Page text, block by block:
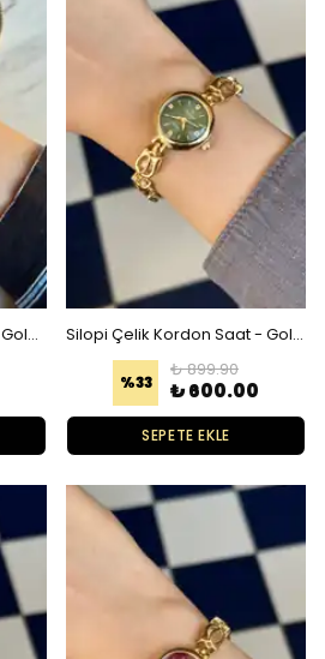
Gliss Çelik Kordon Saat - Gold Beyaz Silopi Çelik Kordon Saat - Gold Yeşil
%33
₺ 899.90
₺ 600.00
SEPETE EKLE